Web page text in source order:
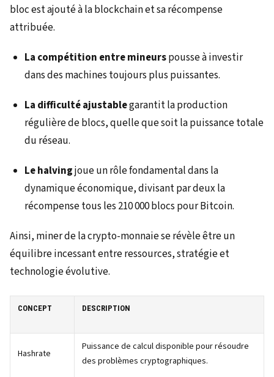
bloc est ajouté à la blockchain et sa récompense
attribuée.
La compétition entre mineurspousse à investir
dans des machines toujours plus puissantes.
La difficulté ajustablegarantit la production
régulière de blocs, quelle que soit la puissance totale
du réseau.
Le halvingjoue un rôle fondamental dans la
dynamique économique, divisant par deux la
récompense tous les 210 000 blocs pour Bitcoin.
Ainsi, miner de la crypto-monnaie se révèle être un
équilibre incessant entre ressources, stratégie et
technologie évolutive.
CONCEPT DESCRIPTION
Hashrate
Puissance de calcul disponible pour résoudre
des problèmes cryptographiques.